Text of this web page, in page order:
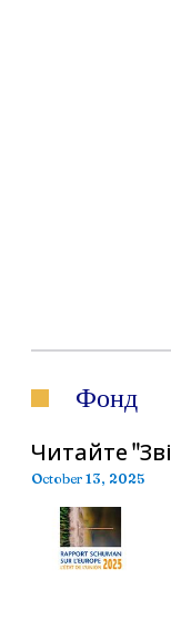
Фонд
Читайте
October 13, 2025